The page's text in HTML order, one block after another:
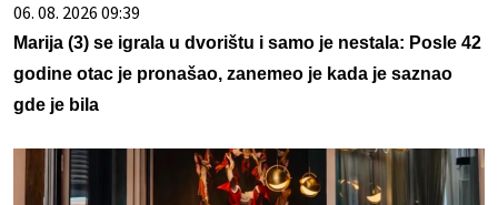
06. 08. 2026 09:39
Marija (3) se igrala u dvorištu i samo je nestala: Posle 42
godine otac je pronašao, zanemeo je kada je saznao
gde je bila